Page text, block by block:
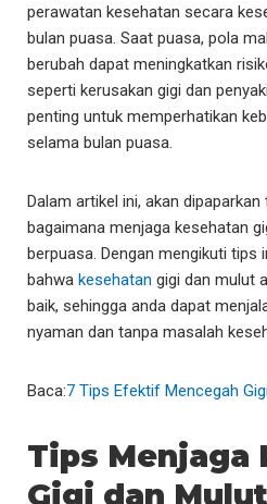
perawatan kesehatan secara
bulan puasa. Saat puasa, pola
berubah dapat meningkatkan
seperti kerusakan gigi dan
penting untuk memperhatikan
selama bulan puasa.
Dalam artikel ini, akan
bagaimana menjaga kesehatan
berpuasa. Dengan mengikuti tips
bahwa kesehatan gigi dan mulut
baik, sehingga anda dapat
nyaman dan tanpa masalah
Baca:7 Tips Efektif Mencegah
Tips Menjaga
Gigi dan